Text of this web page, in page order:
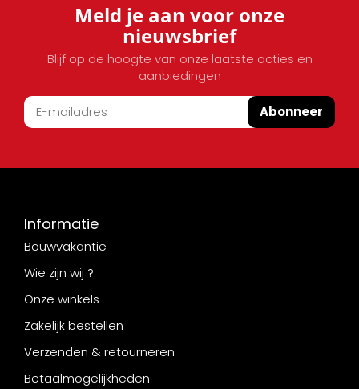
Meld je aan voor onze
nieuwsbrief
Blijf op de hoogte van onze laatste acties en
aanbiedingen
Abonneer
Informatie
Bouwvakantie
Wie zijn wij ?
Onze winkels
Zakelijk bestellen
Verzenden & retourneren
Betaalmogelijkheden